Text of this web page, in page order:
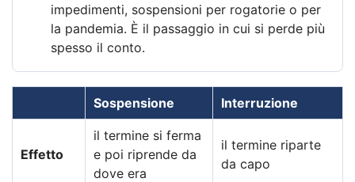
impedimenti, sospensioni per rogatorie o per
la pandemia. È il passaggio in cui si perde più
spesso il conto.
Sospensione Interruzione
Effetto
il termine si ferma
e poi riprende da
dove era
il termine riparte
da capo